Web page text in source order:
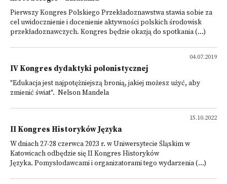
Pierwszy Kongres Polskiego Przekładoznawstwa stawia sobie za
cel uwidocznienie i docenienie aktywności polskich środowisk
przekładoznawczych. Kongres będzie okazją do spotkania (...)
04.07.2019
IV Kongres dydaktyki polonistycznej
"Edukacja jest najpotężniejszą bronią, jakiej możesz użyć, aby
zmienić świat". Nelson Mandela
15.10.2022
II Kongres Historyków Języka
W dniach 27-28 czerwca 2023 r. w Uniwersytecie Śląskim w
Katowicach odbędzie się II Kongres Historyków
Języka. Pomysłodawcami i organizatorami tego wydarzenia (...)